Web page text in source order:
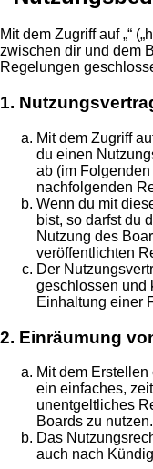
Mit dem Zugriff auf „“
zwischen dir und dem
Regelungen
1.
Mit dem Zugriff
du einen
ab (im Folgenden
nachfolgenden
Wenn du mit
bist, so darfst du
Nutzung des
veröffentlichten
Der
geschlossen und
Einhaltung einer
2. Einräumung
Mit dem
ein einfaches,
unentgeltliches
Boards zu nutzen.
Das
auch nach